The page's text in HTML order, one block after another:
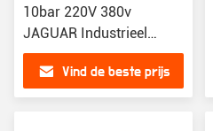
10bar 220V 380v
JAGUAR Industrieel
schroeftype
luchtcompressor
Vind de beste prijs